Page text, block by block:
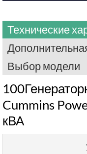
Технические
Выбор модели
Cummins
кВА